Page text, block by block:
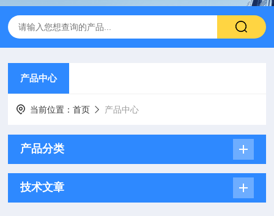
产品中心
当前位置：首页 产品中心
产品分类
技术文章